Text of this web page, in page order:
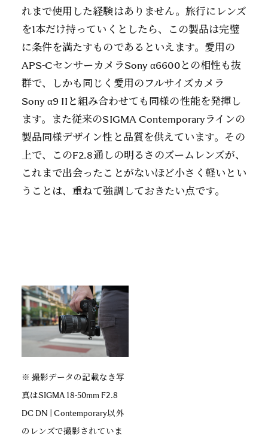
れまで使用した経験はありません。旅行にレンズ
を1本だけ持っていくとしたら、この製品は完璧
に条件を満たすものであるといえます。愛用の
APS-CセンサーカメラSony α6600との相性も抜
群で、しかも同じく愛用のフルサイズカメラ
Sony α9 IIと組み合わせても同様の性能を発揮し
ます。また従来のSIGMA Contemporaryラインの
製品同様デザイン性と品質を供えています。その
上で、このF2.8通しの明るさのズームレンズが、
これまで出会ったことがないほど小さく軽いとい
うことは、重ねて強調しておきたい点です。
※ 撮影データの記載なき写
真はSIGMA 18-50mm F2.8
DC DN | Contemporary以外
のレンズで撮影されていま